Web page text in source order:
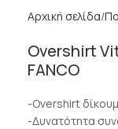
Αρχική σελίδα
Overshirt
FANCO
-Overshirt
-Δυνατότητα